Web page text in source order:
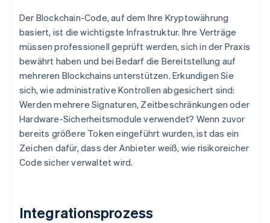
Der Blockchain-Code, auf dem Ihre Kryptowährung
basiert, ist die wichtigste Infrastruktur. Ihre Verträge
müssen professionell geprüft werden, sich in der Praxis
bewährt haben und bei Bedarf die Bereitstellung auf
mehreren Blockchains unterstützen. Erkundigen Sie
sich, wie administrative Kontrollen abgesichert sind:
Werden mehrere Signaturen, Zeitbeschränkungen oder
Hardware-Sicherheitsmodule verwendet? Wenn zuvor
bereits größere Token eingeführt wurden, ist das ein
Zeichen dafür, dass der Anbieter weiß, wie risikoreicher
Code sicher verwaltet wird.
Integrationsprozess